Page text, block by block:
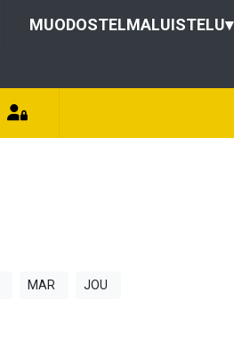
MUODOSTELMALUISTELU▾
MAR JOU